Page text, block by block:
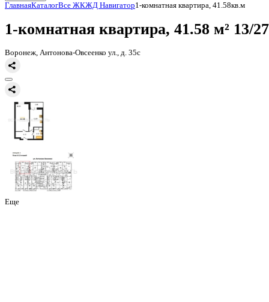
Главная
1-комнатная квартира,
Воронеж, Антонова-Овсеенко ул., д. 35с